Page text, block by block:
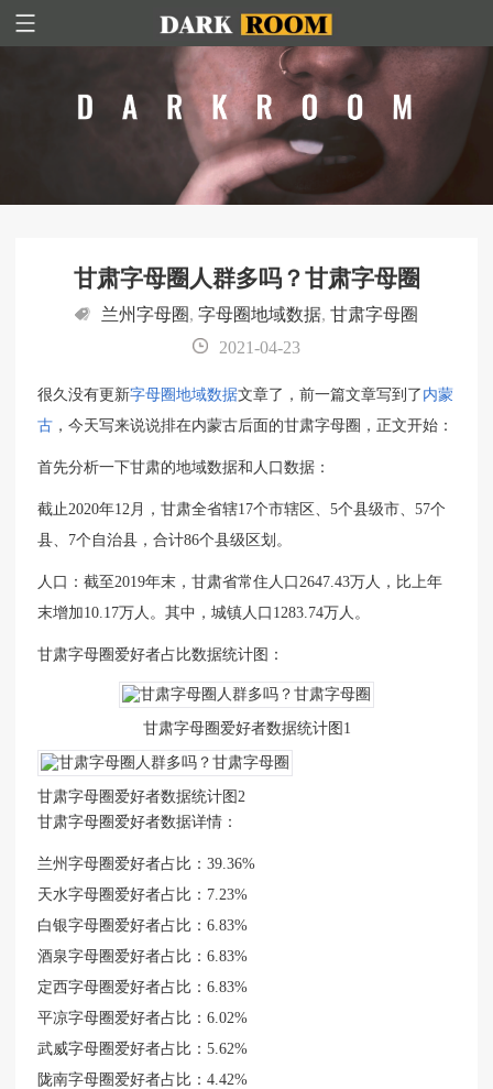
甘肃字母圈人群多吗？甘肃字母圈
兰州字母圈, 字母圈地域数据, 甘肃字母圈
2021-04-23
很久没有更新字母圈地域数据文章了，前一篇文章写到了 内蒙
古 ，今天写来说说排在内蒙古后面的甘肃字母圈，正文开始：
首先分析一下甘肃的地域数据和人口数据：
截止2020年12月，甘肃全省辖17个市辖区、5个县级市、57个
县、7个自治县，合计86个县级区划。
人口：截至2019年末，甘肃省常住人口2647.43万人，比上年
末增加10.17万人。其中，城镇人口1283.74万人。
甘肃字母圈爱好者占比数据统计图：
甘肃字母圈爱好者数据统计图1
甘肃字母圈爱好者数据统计图2
甘肃字母圈爱好者数据详情：
兰州字母圈爱好者占比：39.36%
天水字母圈爱好者占比：7.23%
白银字母圈爱好者占比：6.83%
酒泉字母圈爱好者占比：6.83%
定西字母圈爱好者占比：6.83%
平凉字母圈爱好者占比：6.02%
武威字母圈爱好者占比：5.62%
陇南字母圈爱好者占比：4.42%